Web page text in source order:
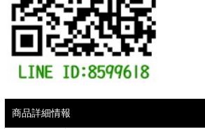
商品詳細情報